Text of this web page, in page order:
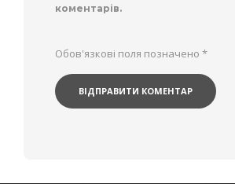
коментарів.
Обов'язкові поля позначено *